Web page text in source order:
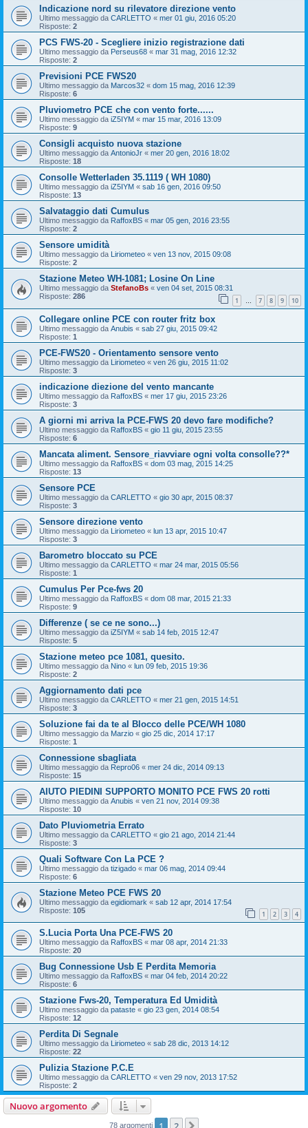
Indicazione nord su rilevatore direzione vento
Ultimo messaggio da CARLETTO « mer 01 giu, 2016 05:20
Risposte: 2
PCS FWS-20 - Scegliere inizio registrazione dati
Ultimo messaggio da Perseus68 « mar 31 mag, 2016 12:32
Risposte: 2
Previsioni PCE FWS20
Ultimo messaggio da Marcos32 « dom 15 mag, 2016 12:39
Risposte: 6
Pluviometro PCE che con vento forte......
Ultimo messaggio da iZ5IYM « mar 15 mar, 2016 13:09
Risposte: 9
Consigli acquisto nuova stazione
Ultimo messaggio da AntonioJr « mer 20 gen, 2016 18:02
Risposte: 18
Consolle Wetterladen 35.1119 ( WH 1080)
Ultimo messaggio da iZ5IYM « sab 16 gen, 2016 09:50
Risposte: 13
Salvataggio dati Cumulus
Ultimo messaggio da RaffoxBS « mar 05 gen, 2016 23:55
Risposte: 2
Sensore umidità
Ultimo messaggio da Liriometeo « ven 13 nov, 2015 09:08
Risposte: 2
Stazione Meteo WH-1081; Losine On Line
Ultimo messaggio da StefanoBs « ven 04 set, 2015 08:31
Risposte: 286 1 … 7 8 9 10
Collegare online PCE con router fritz box
Ultimo messaggio da Anubis « sab 27 giu, 2015 09:42
Risposte: 1
PCE-FWS20 - Orientamento sensore vento
Ultimo messaggio da Liriometeo « ven 26 giu, 2015 11:02
Risposte: 3
indicazione diezione del vento mancante
Ultimo messaggio da RaffoxBS « mer 17 giu, 2015 23:26
Risposte: 3
A giorni mi arriva la PCE-FWS 20 devo fare modifiche?
Ultimo messaggio da RaffoxBS « gio 11 giu, 2015 23:55
Risposte: 6
Mancata aliment. Sensore_riavviare ogni volta consolle??*
Ultimo messaggio da RaffoxBS « dom 03 mag, 2015 14:25
Risposte: 13
Sensore PCE
Ultimo messaggio da CARLETTO « gio 30 apr, 2015 08:37
Risposte: 3
Sensore direzione vento
Ultimo messaggio da Liriometeo « lun 13 apr, 2015 10:47
Risposte: 3
Barometro bloccato su PCE
Ultimo messaggio da CARLETTO « mar 24 mar, 2015 05:56
Risposte: 1
Cumulus Per Pce-fws 20
Ultimo messaggio da RaffoxBS « dom 08 mar, 2015 21:33
Risposte: 9
Differenze ( se ce ne sono...)
Ultimo messaggio da iZ5IYM « sab 14 feb, 2015 12:47
Risposte: 5
Stazione meteo pce 1081, quesito.
Ultimo messaggio da Nino « lun 09 feb, 2015 19:36
Risposte: 2
Aggiornamento dati pce
Ultimo messaggio da CARLETTO « mer 21 gen, 2015 14:51
Risposte: 3
Soluzione fai da te al Blocco delle PCE/WH 1080
Ultimo messaggio da Marzio « gio 25 dic, 2014 17:17
Risposte: 1
Connessione sbagliata
Ultimo messaggio da Repro06 « mer 24 dic, 2014 09:13
Risposte: 15
AIUTO PIEDINI SUPPORTO MONITO PCE FWS 20 rotti
Ultimo messaggio da Anubis « ven 21 nov, 2014 09:38
Risposte: 10
Dato Pluviometria Errato
Ultimo messaggio da CARLETTO « gio 21 ago, 2014 21:44
Risposte: 3
Quali Software Con La PCE ?
Ultimo messaggio da tizigado « mar 06 mag, 2014 09:44
Risposte: 6
Stazione Meteo PCE FWS 20
Ultimo messaggio da egidiomark « sab 12 apr, 2014 17:54
Risposte: 105 1 2 3 4
S.Lucia Porta Una PCE-FWS 20
Ultimo messaggio da RaffoxBS « mar 08 apr, 2014 21:33
Risposte: 20
Bug Connessione Usb E Perdita Memoria
Ultimo messaggio da RaffoxBS « mar 04 feb, 2014 20:22
Risposte: 6
Stazione Fws-20, Temperatura Ed Umidità
Ultimo messaggio da pataste « gio 23 gen, 2014 08:54
Risposte: 12
Perdita Di Segnale
Ultimo messaggio da Liriometeo « sab 28 dic, 2013 14:12
Risposte: 22
Pulizia Stazione P.C.E
Ultimo messaggio da CARLETTO « ven 29 nov, 2013 17:52
Risposte: 2
Nuovo argomento
78 argomenti